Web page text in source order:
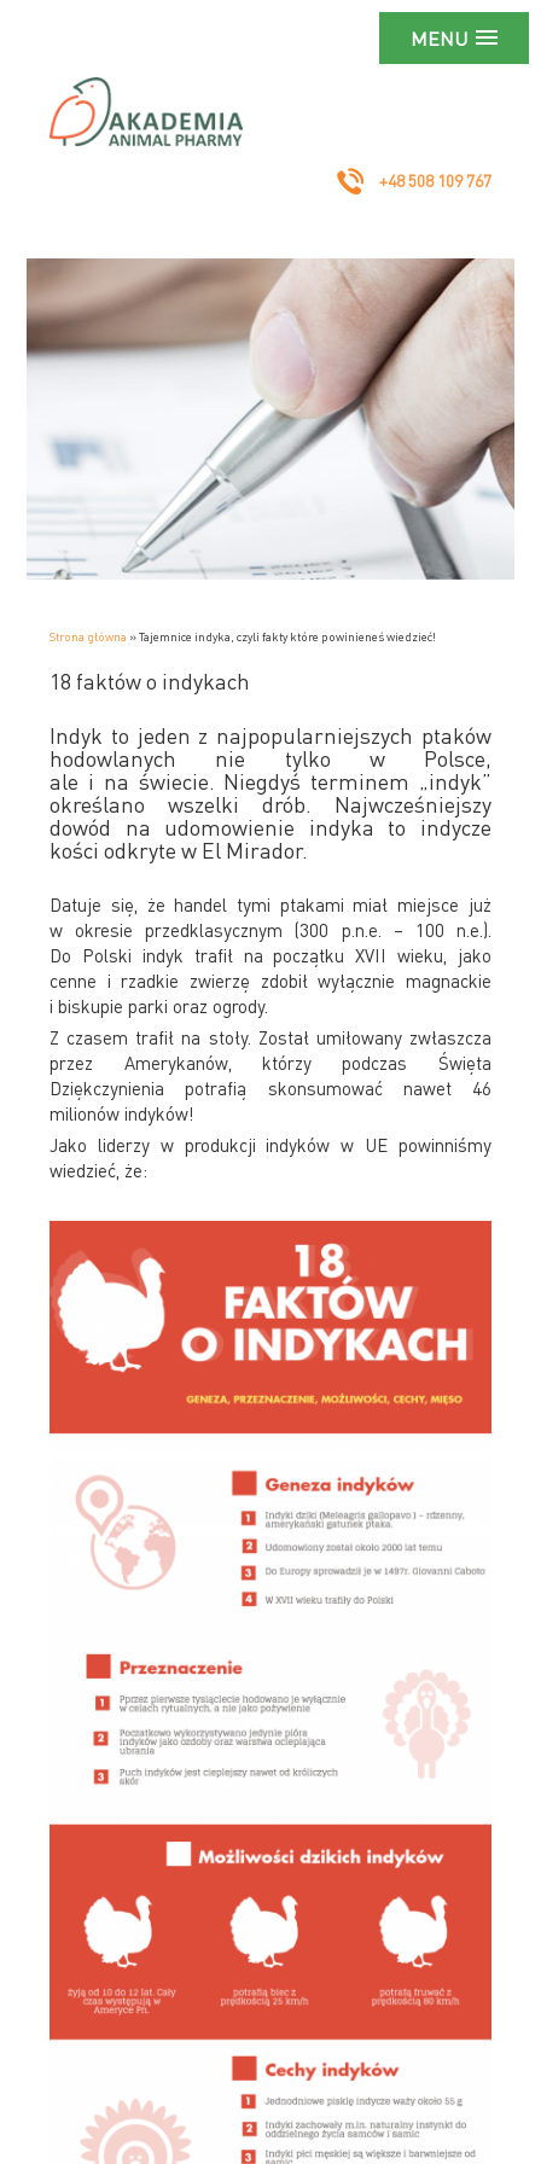
MENU
+48 508 109 767
Strona główna »Tajemnice indyka, czyli fakty które powinieneś wiedzieć!
18 faktów o indykach
Indyk to jeden z najpopularniejszych ptaków
hodowlanych nie tylko w Polsce,
ale i na świecie. Niegdyś terminem „indyk”
określano wszelki drób. Najwcześniejszy
dowód na udomowienie indyka to indycze
kości odkryte w El Mirador.
Datuje się, że handel tymi ptakami miał miejsce już
w okresie przedklasycznym (300 p.n.e. – 100 n.e.).
Do Polski indyk trafił na początku XVII wieku, jako
cenne i rzadkie zwierzę zdobił wyłącznie magnackie
i biskupie parki oraz ogrody.
Z czasem trafił na stoły. Został umiłowany zwłaszcza
przez Amerykanów, którzy podczas Święta
Dziękczynienia potrafią skonsumować nawet 46
milionów indyków!
Jako liderzy w produkcji indyków w UE powinniśmy
wiedzieć, że: